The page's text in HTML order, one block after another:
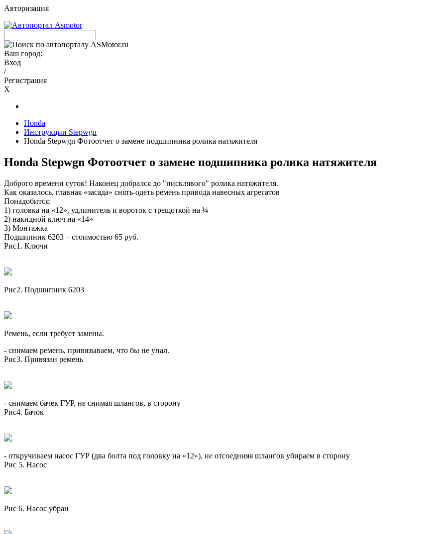
Авторизация
Ваш город:
Вход
/
Регистрация
X
Honda
Инструкции Stepwgn
Honda Stepwgn Фотоотчет о замене подшипника ролика натяжителя
Honda Stepwgn Фотоотчет о замене подшипника ролика натяжителя
Доброго времени суток! Наконец добрался до "писклявого" ролика натяжителя.
Как оказалось, главная «засада» снять-одеть ремень привода навесных агрегатов
Понадобится:
1) головка на «12», удлинитель и вороток с трещоткой на ¼
2) накидной ключ на «14»
3) Монтажка
Подшипник 6203 – стоимостью 65 руб.
Рис1. Ключи
Рис2. Подшипник 6203
Ремень, если требует замены.
- снимаем ремень, привязываем, что бы не упал.
Рис3. Привязан ремень
- снимаем бачек ГУР, не снимая шлангов, в сторону
Рис4. Бачок
- откручиваем насос ГУР (два болта под головку на «12»), не отсоединяя шлангов убираем в сторону
Рис 5. Насос
Рис 6. Насос убран